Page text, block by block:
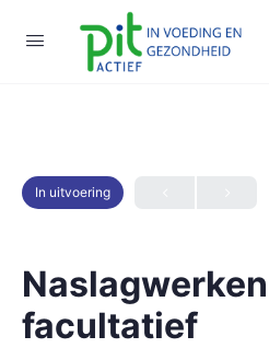
In uitvoering
Naslagwerken |
facultatief